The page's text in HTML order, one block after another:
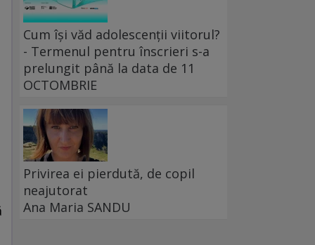
Cum își văd adolescenții viitorul?
- Termenul pentru înscrieri s-a
prelungit până la data de 11
OCTOMBRIE
Privirea ei pierdută, de copil
neajutorat
Ana Maria SANDU